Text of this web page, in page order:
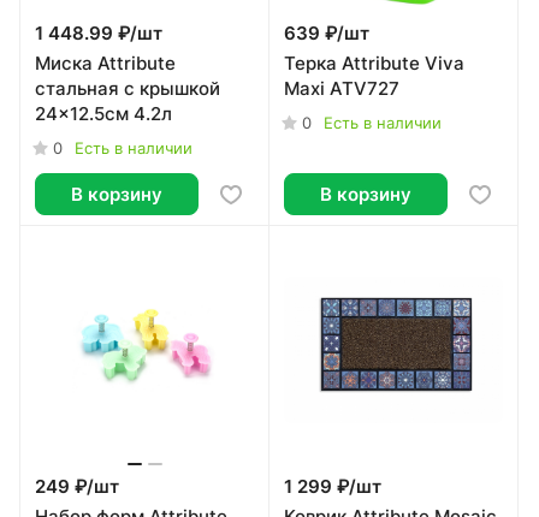
1 448.99 ₽/шт
Миска Attribute
стальная с крышкой
24x12.5см 4.2л
0 Есть в наличии
В корзину
639 ₽/шт
Терка Attribute Viva
Maxi ATV727
0 Есть в наличии
В корзину
249 ₽/шт
1 299 ₽/шт